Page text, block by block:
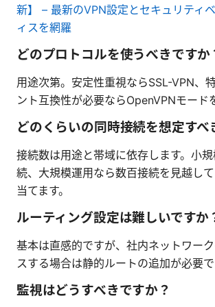
新】 – 最新のVPN設定とセキュリティ
ィスを網羅
どのプロトコルを使うべきですか
用途次第。安定性重視ならSSL-VPN、
ント互換性が必要ならOpenVPNモード
どのくらいの同時接続を想定すべ
接続数は用途と帯域に依存します。小
続、大規模運用なら数百接続を見越し
当てます。
ルーティング設定は難しいですか
基本は直感的ですが、社内ネットワー
スする場合は静的ルートの追加が必要で
監視はどうすべきですか？